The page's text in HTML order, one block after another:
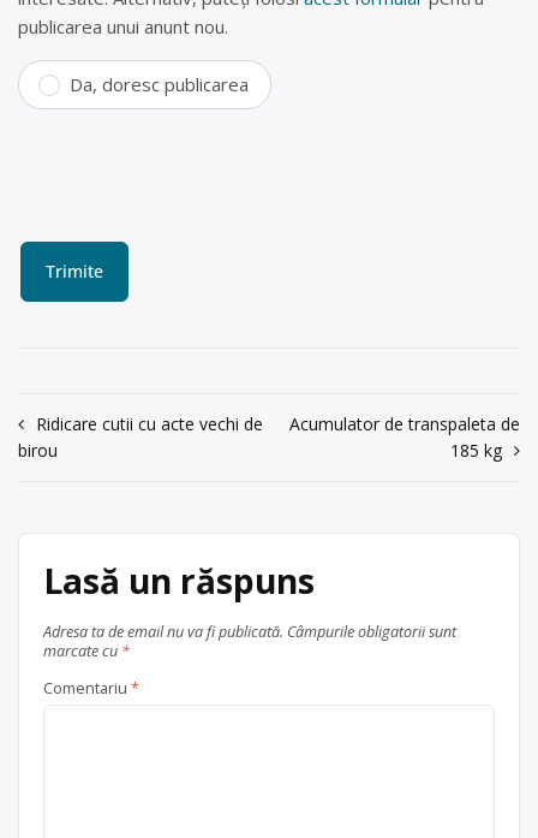
publicarea unui anunt nou.
Da, doresc publicarea
Navigare
în
Ridicare cutii cu acte vechi de
birou
Acumulator de transpaleta de
185 kg
Lasă un răspuns
Adresa ta de email nu va fi publicată. Câmpurile obligatorii sunt
marcate cu *
Comentariu *